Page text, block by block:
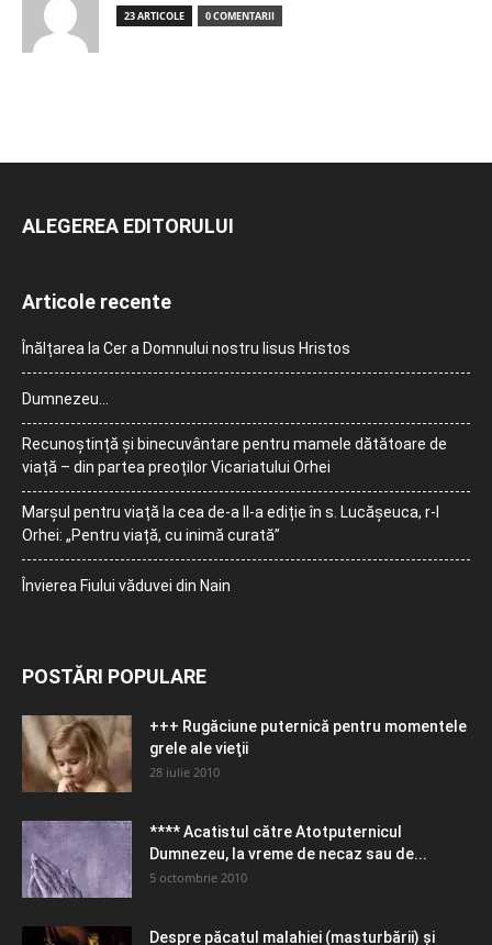
23 ARTICOLE 0 COMENTARII
ALEGEREA EDITORULUI
Articole recente
Înălțarea la Cer a Domnului nostru Iisus Hristos
Dumnezeu…
Recunoștință și binecuvântare pentru mamele dătătoare de
viață – din partea preoților Vicariatului Orhei
Marșul pentru viață la cea de-a II-a ediție în s. Lucășeuca, r-l
Orhei: „Pentru viață, cu inimă curată”
Învierea Fiului văduvei din Nain
POSTĂRI POPULARE
+++ Rugăciune puternică pentru momentele
grele ale vieţii
28 iulie 2010
**** Acatistul către Atotputernicul
Dumnezeu, la vreme de necaz sau de...
5 octombrie 2010
Despre păcatul malahiei (masturbării) şi